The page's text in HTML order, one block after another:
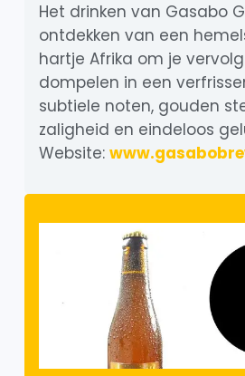
Het drinken van Gasabo
ontdekken van een
hartje Afrika om je
dompelen in een
subtiele noten, gouden
zaligheid en eindeloos
Website: